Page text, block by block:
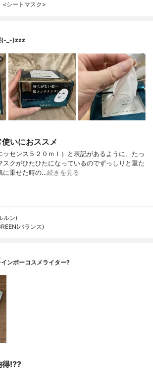
<シートマスク>
(-_-)zzz
いにおススメ
ッセンス５２０ｍｌ）と表記があるように、たっ
スクがひたひたになっているのでずっしりと重た
に乗せた時の…続きを見る
ルン)
バランス)
ンボーコスメライター?
得⁉️?